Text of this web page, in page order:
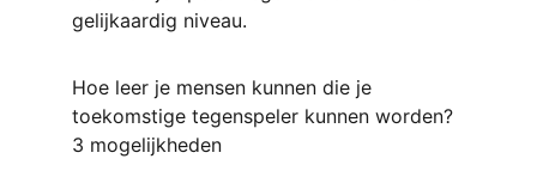
gelijkaardig niveau.
Hoe leer je mensen kunnen die je
toekomstige tegenspeler kunnen worden?
3 mogelijkheden